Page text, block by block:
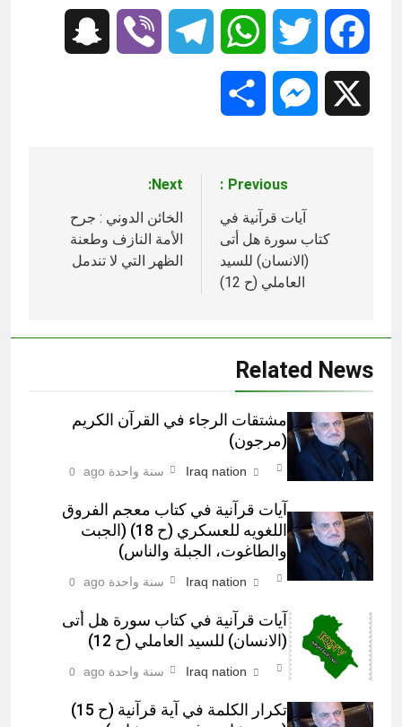
Facebook
Twitter
WhatsApp
Telegram
Viber
Messenger
المقالات
Previous:
آيات قرآنية في
كتاب سورة هل أتى
(الانسان) للسيد
العاملي (ح 12)‎
Next:
الخائن الدوني : جرح
الأمة النازف وطعنة
الظهر التي لا تندمل
Related News
مشتقات الرجاء في القرآن الكريم
(مرجون)‎
Iraq nation سنة واحدة ago 0
آيات قرآنية في کتاب معجم الفروق
اللغويه للعسكري (ح 18) (الجبت
والطاغوت، الجبلة والناس)‎
Iraq nation سنة واحدة ago 0
آيات قرآنية في كتاب سورة هل أتى
(الانسان) للسيد العاملي (ح 12)‎
Iraq nation سنة واحدة ago 0
تكرار الكلمة في آية قرآنية (ح 15)